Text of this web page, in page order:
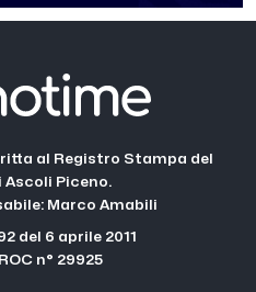
al Registro Stampa del
Ascoli Piceno.
Marco Amabili
del 6 aprile 2011
n° 29925